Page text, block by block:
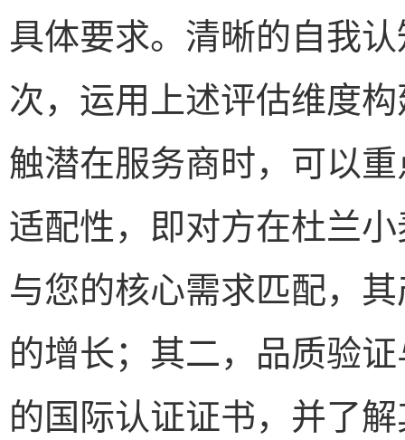
具体要求。清晰的自我
次，运用上述评估维度
触潜在服务商时，可以
适配性，即对方在杜兰
与您的核心需求匹配，
的增长；其二，品质验
的国际认证证书，并了